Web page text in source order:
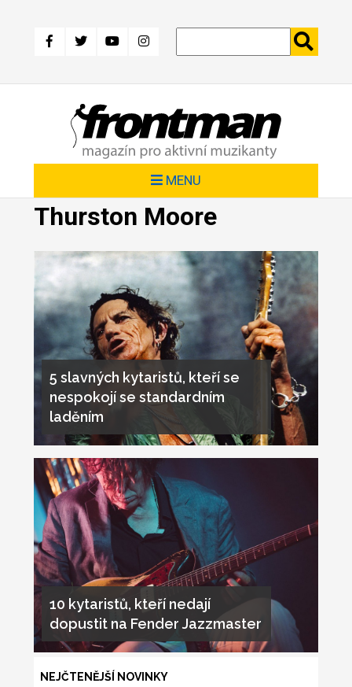
hlavnímu
MENU
Thurston Moore
5 slavných kytaristů, kteří se
nespokojí se standardním
laděním
10 kytaristů, kteří nedají
dopustit na Fender Jazzmaster
NEJČTENĚJŠÍ NOVINKY